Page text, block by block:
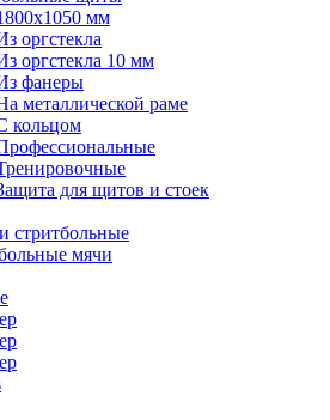
мм
оргстекла
оргстекла 10 мм
фанеры
металлической раме
кольцом
для щитов и стоек
стритбольные
мячи